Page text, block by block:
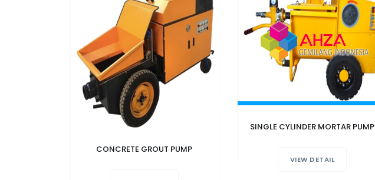
CONCRETE GROUT PUMP
SINGLE CYLINDER MORTAR PUMP
VIEW DETAIL